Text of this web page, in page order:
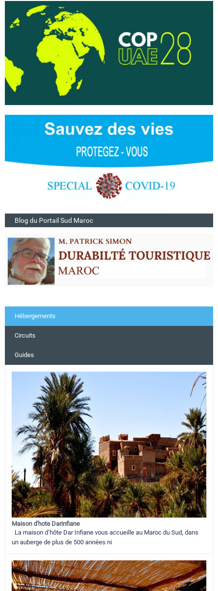
Blog du Portail Sud Maroc
Hébergements
Circuits
Guides
Maison d'hote Darinfiane
La maison d’hôte Dar Infiane vous accueille au Maroc du Sud, dans
un auberge de plus de 500 années ni